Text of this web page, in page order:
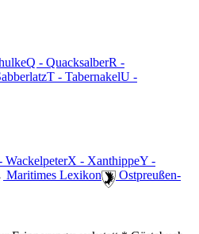
Q - QuacksalberR -
T - TabernakelU -
WackelpeterX - XanthippeY -
️ Maritimes Lexikon
️ Ostpreußen-